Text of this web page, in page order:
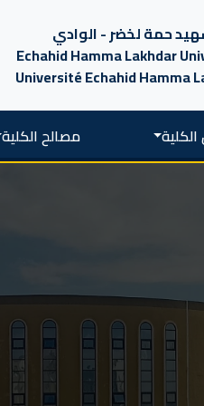
حمة لخضر - الوادي
Echahid Hamma Lakhdar
Université Echahid Hamma
مصالح الكلية